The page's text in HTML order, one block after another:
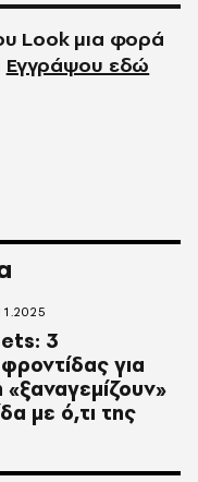
Look μια φορά
Εγγράψου εδώ
3
για
με ό,τι της